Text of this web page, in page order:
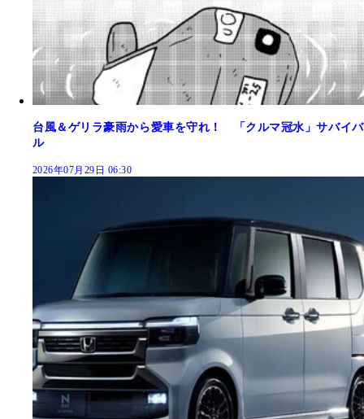
台風＆ゲリラ豪雨から愛車を守れ！ 「クルマ冠水」サバイバ
ル
2026年07月29日 06:30